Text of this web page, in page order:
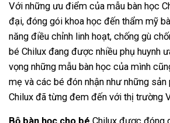
Với những ưu điểm của mẫu bàn học
đại, đóng gói khoa học đến thẩm mỹ
năng điều chỉnh linh hoạt, chống gù
bé Chilux đang được nhiều phụ huynh
vọng những mẫu bàn học của mình
mẹ và các bé đón nhận như những
Chilux đã từng đem đến với thị trường